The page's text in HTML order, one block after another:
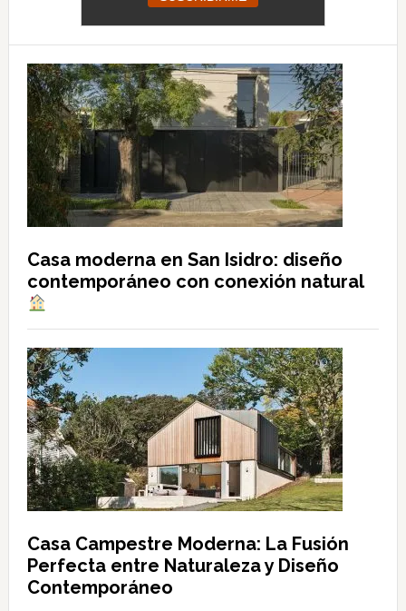
Casa moderna en San Isidro: diseño
contemporáneo con conexión natural
Casa Campestre Moderna: La Fusión
Perfecta entre Naturaleza y Diseño
Contemporáneo